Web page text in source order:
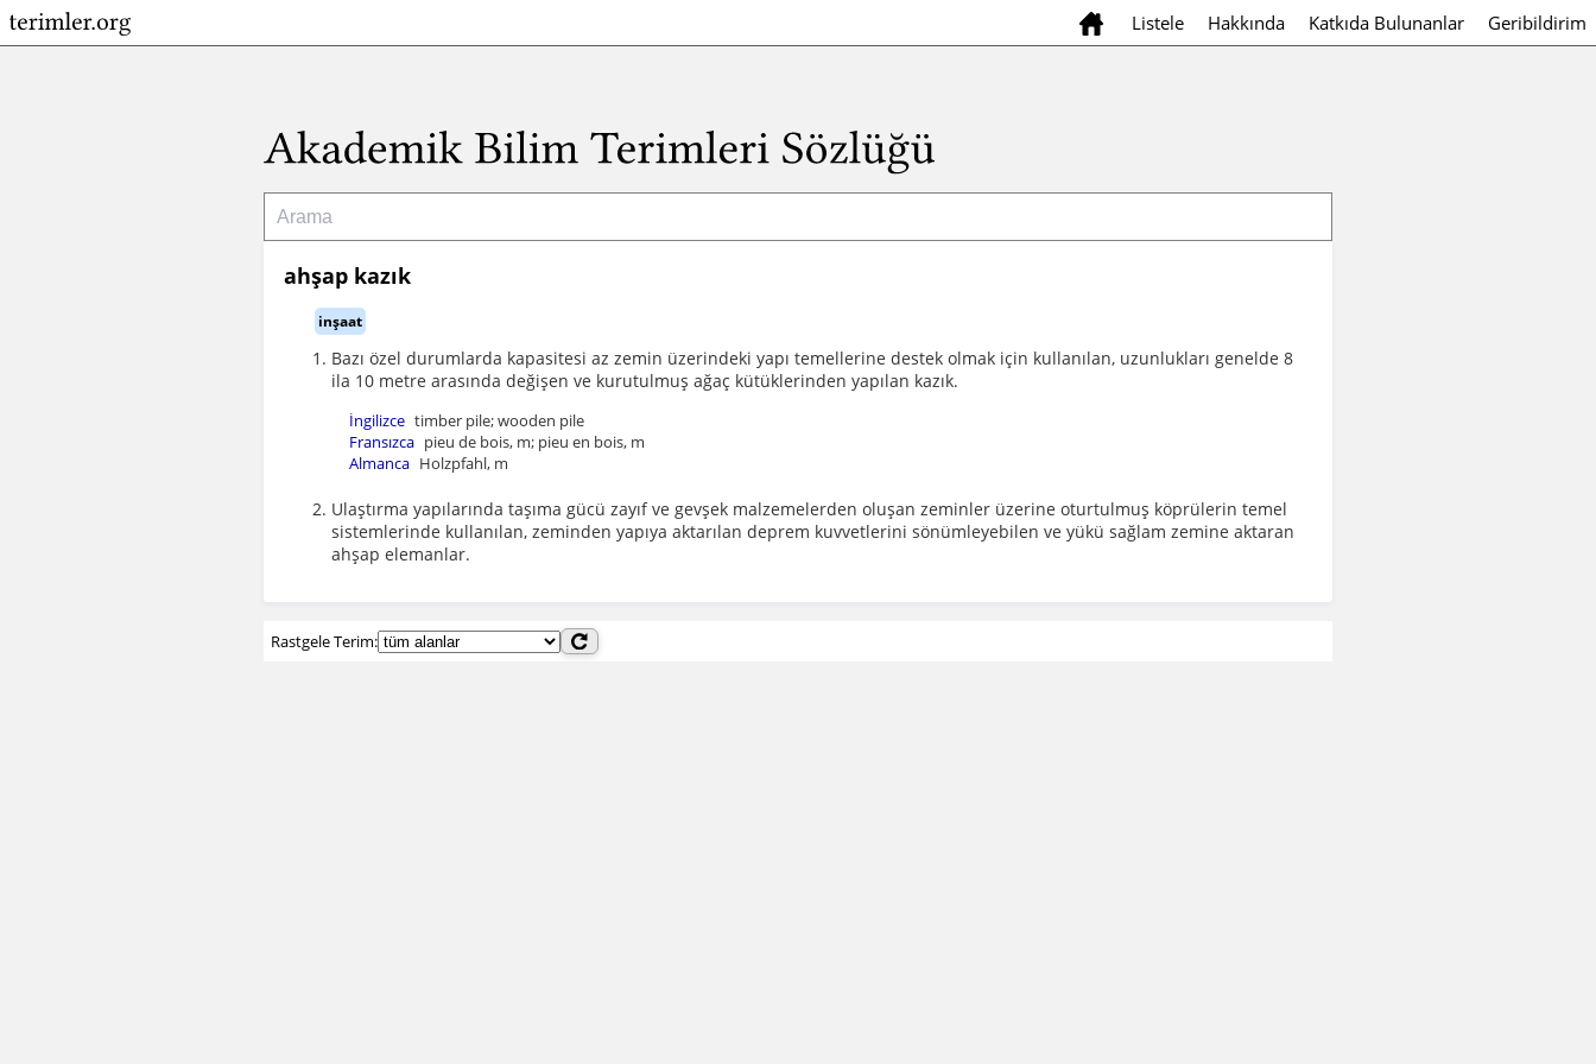
Listele Hakkında Katkıda Bulunanlar Geribildirim
ahşap kazık
inşaat
Bazı özel durumlarda kapasitesi az zemin üzerindeki yapı temellerine destek olmak için kullanılan, uzunlukları genelde 8
ila 10 metre arasında değişen ve kurutulmuş ağaç kütüklerinden yapılan kazık.
İngilizce timber pile; wooden pile
Fransızca pieu de bois, m; pieu en bois, m
Almanca Holzpfahl, m
Ulaştırma yapılarında taşıma gücü zayıf ve gevşek malzemelerden oluşan zeminler üzerine oturtulmuş köprülerin temel
sistemlerinde kullanılan, zeminden yapıya aktarılan deprem kuvvetlerini sönümleyebilen ve yükü sağlam zemine aktaran
ahşap elemanlar.
Rastgele Terim: